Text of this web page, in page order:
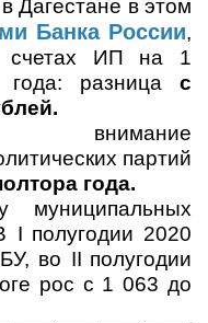
Дагестане в этом
Банка России,
счетах ИП на 1
разница с
партий
года.
муниципальных
I полугодии 2020
во II полугодии
рос с 1 063 до